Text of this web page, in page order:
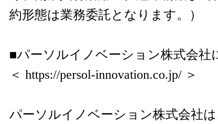
約形態は業務委託となります。）
■パーソルイノベーション株式会社
＜ https://persol-innovation.co.jp/ ＞
パーソルイノベーション株式会社